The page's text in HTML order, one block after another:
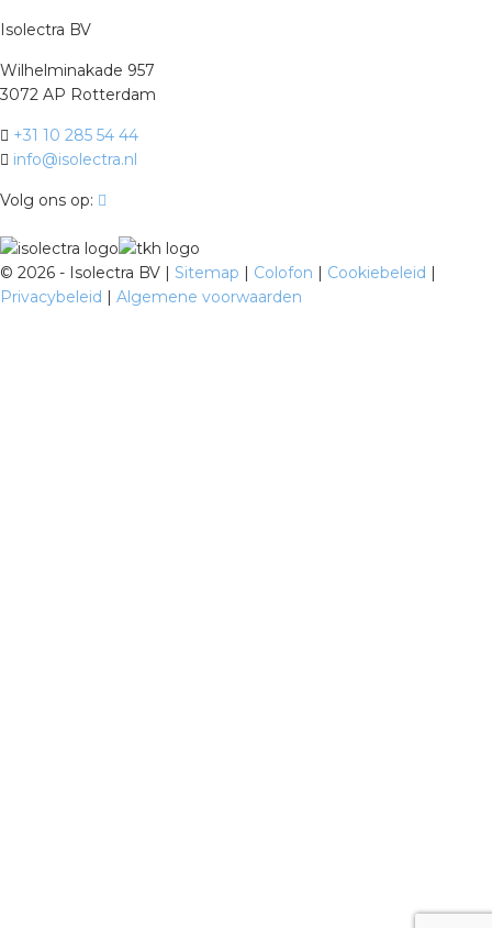
Isolectra BV
Wilhelminakade 957
3072 AP Rotterdam
+31 10 285 54 44
info@isolectra.nl
Volg ons op:
© 2026 - Isolectra BV | Sitemap | Colofon | Cookiebeleid |
Privacybeleid | Algemene voorwaarden